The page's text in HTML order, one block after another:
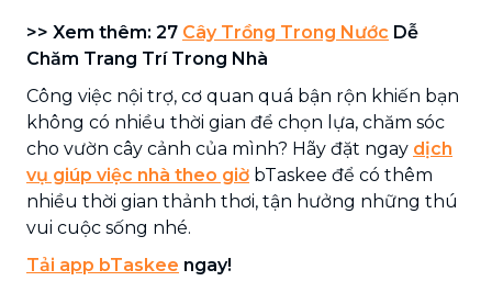
>> Xem thêm: 27 Cây Trồng Trong Nước Dễ
Chăm Trang Trí Trong Nhà
Công việc nội trợ, cơ quan quá bận rộn khiến bạn
không có nhiều thời gian để chọn lựa, chăm sóc
cho vườn cây cảnh của mình? Hãy đặt ngay dịch
vụ giúp việc nhà theo giờ bTaskee để có thêm
nhiều thời gian thảnh thơi, tận hưởng những thú
vui cuộc sống nhé.
Tải app bTaskee ngay!